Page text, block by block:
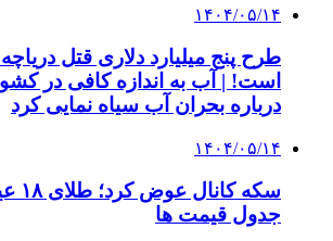
۱۴۰۴/۰۵/۱۴
طرح پنج میلیارد دلاری قتل
است! | آب به اندازه کافی در کشور
درباره بحران آب سیاه نمایی کرد
۱۴۰۴/۰۵/۱۴
سکه
جدول قیمت ها